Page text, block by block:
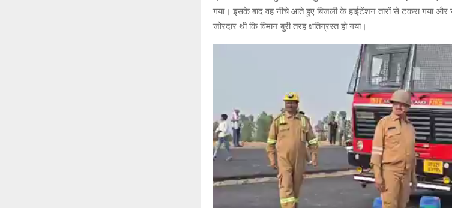
गया। इसके बाद वह नीचे आते हुए बिजली के हाईटेंशन तारों से टकरा गया
जोरदार थी कि विमान बुरी तरह क्षतिग्रस्त हो गया।